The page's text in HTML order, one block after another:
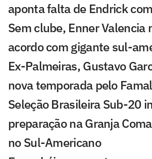
aponta falta de Endrick
Sem clube, Enner Valencia
acordo com gigante sul-
Ex-Palmeiras, Gustavo
nova temporada pelo
Seleção Brasileira Sub-20
preparação na Granja
no Sul-Americano